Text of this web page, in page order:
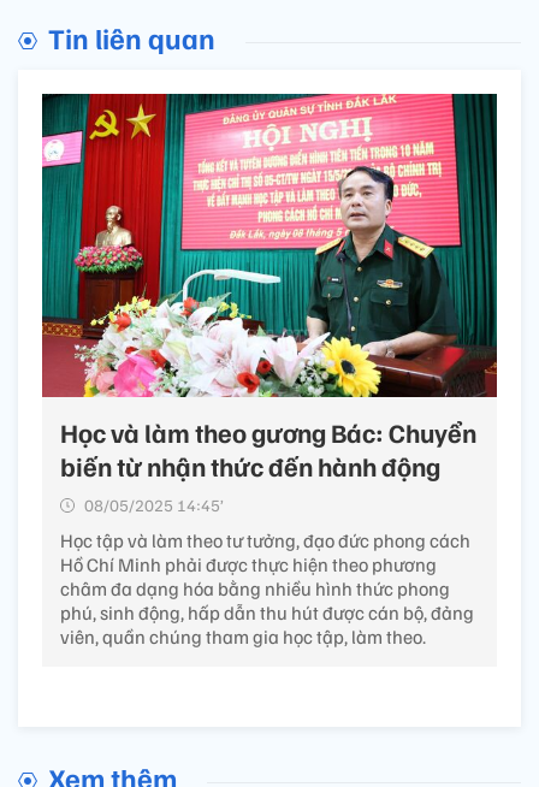
Tin liên quan
Học và làm theo gương Bác: Chuyển
biến từ nhận thức đến hành động
08/05/2025 14:45’
Học tập và làm theo tư tưởng, đạo đức phong cách
Hồ Chí Minh phải được thực hiện theo phương
châm đa dạng hóa bằng nhiều hình thức phong
phú, sinh động, hấp dẫn thu hút được cán bộ, đảng
viên, quần chúng tham gia học tập, làm theo.
Xem thêm